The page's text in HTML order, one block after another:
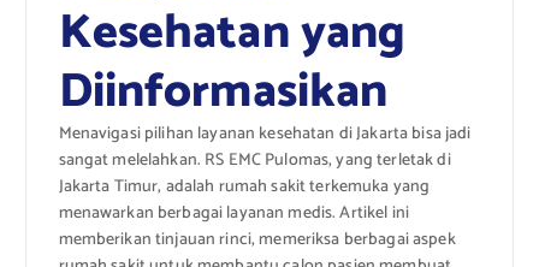
Kesehatan yang
Diinformasikan
Menavigasi pilihan layanan kesehatan di Jakarta bisa jadi
sangat melelahkan. RS EMC Pulomas, yang terletak di
Jakarta Timur, adalah rumah sakit terkemuka yang
menawarkan berbagai layanan medis. Artikel ini
memberikan tinjauan rinci, memeriksa berbagai aspek